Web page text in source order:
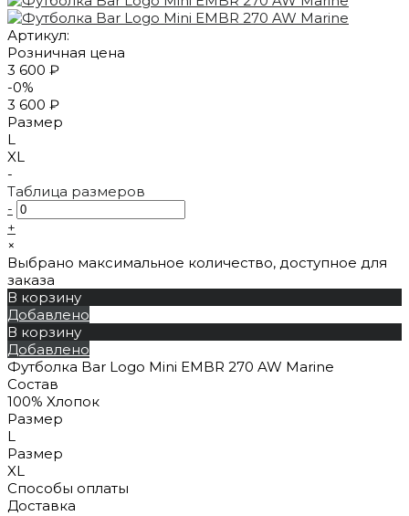
Артикул:
Розничная цена
3 600 ₽
-0%
3 600 ₽
Размер
L
XL
-
Таблица размеров
-
+
×
Выбрано максимальное количество, доступное для
заказа
В корзину
Добавлено
В корзину
Добавлено
Футболка Bar Logo Mini EMBR 270 AW Marine
Состав
100% Xлопок
Размер
L
Размер
XL
Способы оплаты
Доставка